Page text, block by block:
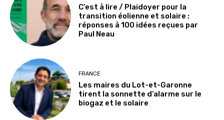
C’est à lire / Plaidoyer pour la
transition éolienne et solaire :
réponses à 100 idées reçues par
Paul Neau
FRANCE
Les maires du Lot-et-Garonne
tirent la sonnette d’alarme sur le
biogaz et le solaire